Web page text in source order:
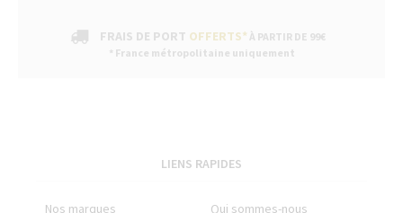
FRAIS DE PORT OFFERTS* À PARTIR DE 99€
* France métropolitaine uniquement
LIENS RAPIDES
Nos marques
Qui sommes-nous